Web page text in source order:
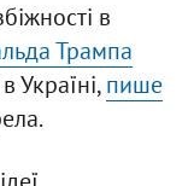
в
Трампа
Україні,пише